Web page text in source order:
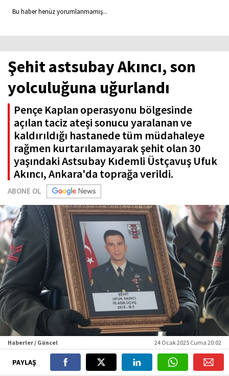
Bu haber henüz yorumlanmamış...
Şehit astsubay Akıncı, son
yolculuğuna uğurlandı
Pençe Kaplan operasyonu bölgesinde
açılan taciz ateşi sonucu yaralanan ve
kaldırıldığı hastanede tüm müdahaleye
rağmen kurtarılamayarak şehit olan 30
yaşındaki Astsubay Kıdemli Üstçavuş Ufuk
Akıncı, Ankara'da toprağa verildi.
ABONE OL
Haberler / Güncel 24 Ocak 2025 Cuma 20:02
PAYLAŞ